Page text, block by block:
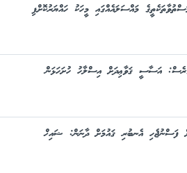
މައްސަލައެއްގައި މީހަކު ހައްޔަރުކޮށްފި
އަސާސީ ޤަވާޢިދަށް އިސްލާހު ހުށަހަޅަން
ފަސްނުޖެހި އެނބުރި ޤައުމަށް ދާނަން: ޝައިޚް